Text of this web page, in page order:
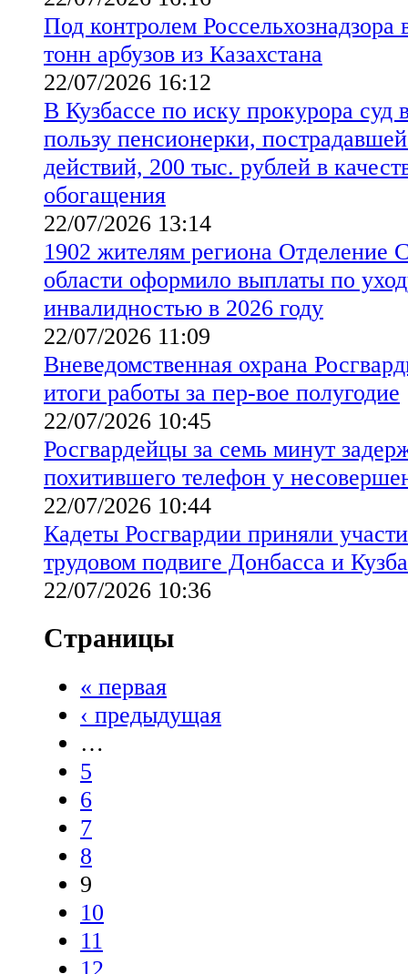
Под контролем Россельхознадзора
тонн арбузов из Казахстана
22/07/2026 16:12
В Кузбассе по иску прокурора суд
пользу пенсионерки,
действий, 200 тыс. рублей в
обогащения
22/07/2026 13:14
1902 жителям региона Отделение
области оформило выплаты по
инвалидностью в 2026 году
22/07/2026 11:09
Вневедомственная охрана
итоги работы за пер-вое полугодие
22/07/2026 10:45
Росгвардейцы за семь минут
похитившего телефон у
22/07/2026 10:44
Кадеты Росгвардии приняли
трудовом подвиге Донбасса и
22/07/2026 10:36
Страницы
« первая
‹ предыдущая
…
5
6
7
8
9
10
11
12